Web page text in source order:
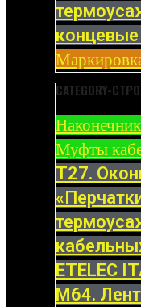
CATEGORY-
Муфты
Т27.
ETELEC
М64.